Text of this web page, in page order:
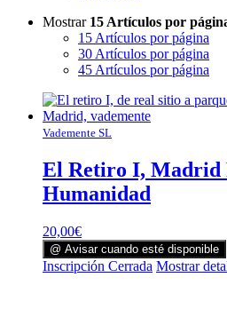
Mostrar 15 Artículos por
15 Artículos por página
30 Artículos por página
45 Artículos por página
Vademente SL
El Retiro I, Madrid
Humanidad
20,00€
@ Avisar cuando esté disponible
Inscripción Cerrada Mostrar